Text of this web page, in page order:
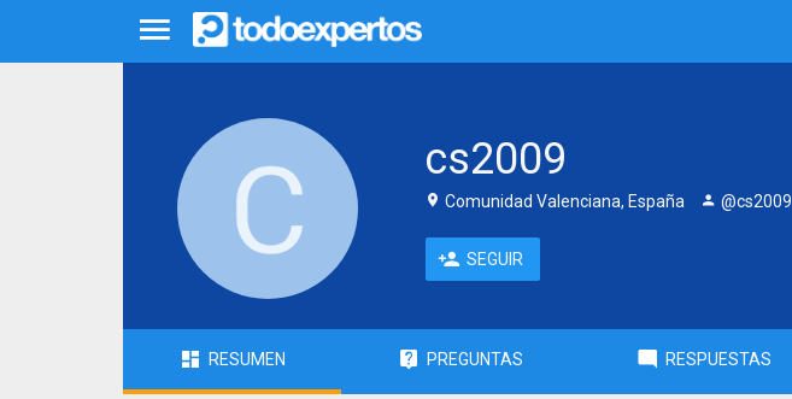
cs2009
Comunidad Valenciana, España @cs2009
SEGUIR
RESUMEN PREGUNTAS RESPUESTAS